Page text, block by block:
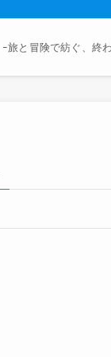
ｰ旅と冒険で紡ぐ、終